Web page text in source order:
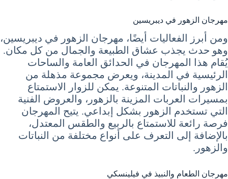
مهرجان الزهور في ديبريسين
ومن أبرز الفعاليات أيضًا، مهرجان الزهور في ديبريسين،
وهو حدث يجذب عشاق الطبيعة والجمال من كل مكان.
يُقام هذا المهرجان في الحدائق العامة والساحات
الرئيسية في المدينة، ويعرض مجموعة مذهلة من
الزهور والنباتات المتنوعة. يمكن للزوار الاستمتاع
بمسيرات العربات المزينة بالزهور، والعروض الفنية
التي تستخدم الزهور بشكل إبداعي. يتيح المهرجان
فرصة رائعة للاستمتاع بالربيع والطقس المعتدل،
بالإضافة إلى التعرف على أنواع مختلفة من النباتات
والزهور.
مهرجان الطعام والنبيذ في فيلينسكي